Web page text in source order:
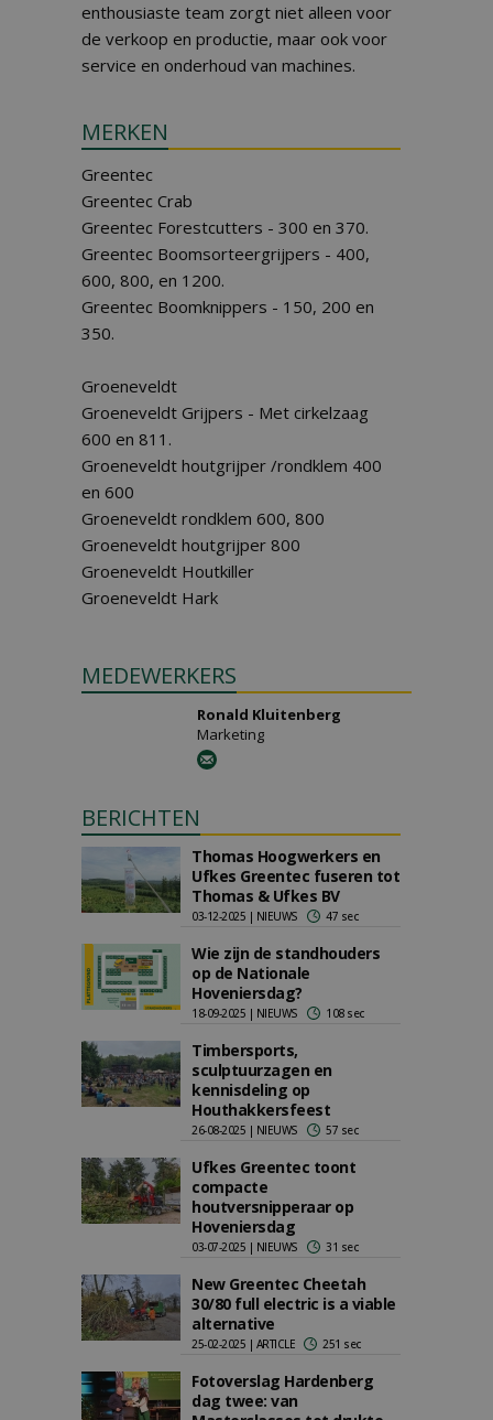
enthousiaste team zorgt niet alleen voor
de verkoop en productie, maar ook voor
service en onderhoud van machines.
MERKEN
Greentec
Greentec Crab
Greentec Forestcutters - 300 en 370.
Greentec Boomsorteergrijpers - 400,
600, 800, en 1200.
Greentec Boomknippers - 150, 200 en
350.
Groeneveldt
Groeneveldt Grijpers - Met cirkelzaag
600 en 811.
Groeneveldt houtgrijper /rondklem 400
en 600
Groeneveldt rondklem 600, 800
Groeneveldt houtgrijper 800
Groeneveldt Houtkiller
Groeneveldt Hark
MEDEWERKERS
Ronald Kluitenberg
Marketing
BERICHTEN
Thomas Hoogwerkers en
Ufkes Greentec fuseren tot
Thomas & Ufkes BV
03-12-2025 | NIEUWS 47 sec
Wie zijn de standhouders
op de Nationale
Hoveniersdag?
18-09-2025 | NIEUWS 108 sec
Timbersports,
sculptuurzagen en
kennisdeling op
Houthakkersfeest
26-08-2025 | NIEUWS 57 sec
Ufkes Greentec toont
compacte
houtversnipperaar op
Hoveniersdag
03-07-2025 | NIEUWS 31 sec
New Greentec Cheetah
30/80 full electric is a viable
alternative
25-02-2025 | ARTICLE 251 sec
Fotoverslag Hardenberg
dag twee: van